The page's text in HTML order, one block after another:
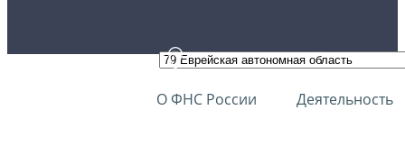
О ФНС России Деятельность